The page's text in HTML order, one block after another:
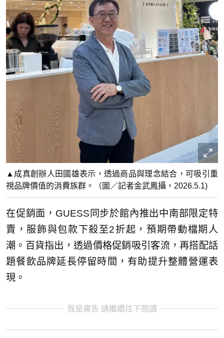
▲成真創辦人田國雄表示，透過商品與理念結合，可吸引重
視品牌價值的消費族群。（圖／記者金武鳳攝，2026.5.1)
在促銷面，GUESS同步於館內推出中南部限定特
賣，服飾與包款下殺至2折起，預期帶動檔期人
潮。百貨指出，透過價格促銷吸引客流，再搭配話
題餐飲品牌延長停留時間，有助提升整體營運表
現。
我是廣告 請繼續往下閱讀